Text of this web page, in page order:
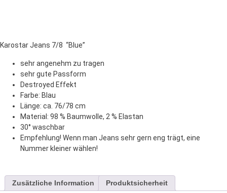
Karostar Jeans 7/8 “Blue”
sehr angenehm zu tragen
sehr gute Passform
Destroyed Effekt
Farbe: Blau
Länge: ca. 76/78 cm
Material: 98 % Baumwolle, 2 % Elastan
30° waschbar
Empfehlung! Wenn man Jeans sehr gern eng trägt, eine
Nummer kleiner wählen!
Zusätzliche Information Produktsicherheit